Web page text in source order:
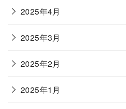
2025年4月
2025年3月
2025年2月
2025年1月